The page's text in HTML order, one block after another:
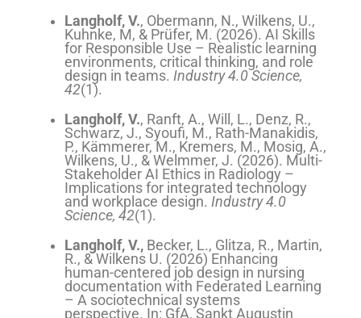
Langholf, V., Obermann, N., Wilkens, U.,
Kuhnke, M, & Prüfer, M. (2026). AI Skills
for Responsible Use – Realistic learning
environments, critical thinking, and role
design in teams. Industry 4.0 Science,
42(1).
Langholf, V., Ranft, A., Will, L., Denz, R.,
Schwarz, J., Syoufi, M., Rath-Manakidis,
P., Kämmerer, M., Kremers, M., Mosig, A.,
Wilkens, U., & Welmmer, J. (2026). Multi-
Stakeholder AI Ethics in Radiology –
Implications for integrated technology
and workplace design. Industry 4.0
Science, 42(1).
Langholf, V., Becker, L., Glitza, R., Martin,
R., & Wilkens U. (2026) Enhancing
human-centered job design in nursing
documentation with Federated Learning
– A sociotechnical systems
perspective. In: GfA, Sankt Augustin